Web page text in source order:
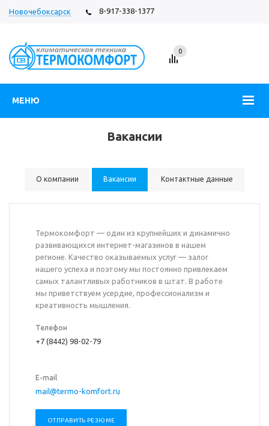
Новочебоксарск 8-917-338-1377
МЕНЮ
0
Вакансии
О компании Вакансии Контактные данные
Термокомфорт — один из крупнейших и динамично
развивающихся интернет-магазинов в нашем
регионе. Качество оказываемых услуг — залог
нашего успеха и поэтому мы постоянно привлекаем
самых талантливых работников в штат. В работе
мы приветствуем усердие, профессионализм и
креативность мышления.
Телефон
+7 (8442) 98-02-79
E-mail
mail@termo-komfort.ru
ОТПРАВИТЬ РЕЗЮМЕ